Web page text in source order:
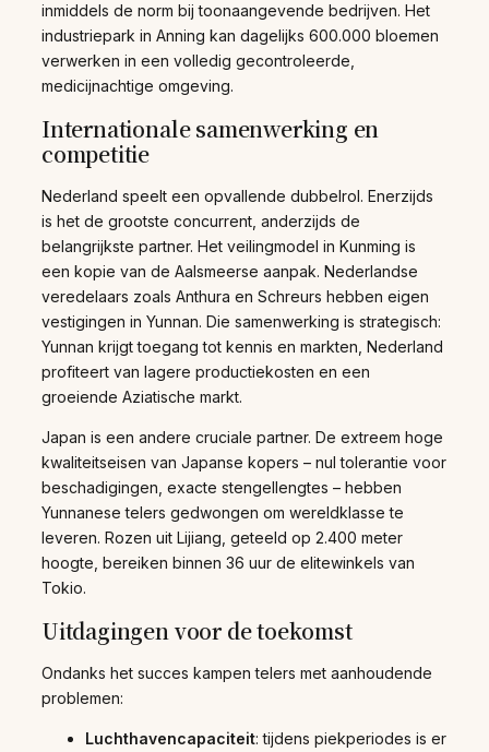
inmiddels de norm bij toonaangevende bedrijven. Het
industriepark in Anning kan dagelijks 600.000 bloemen
verwerken in een volledig gecontroleerde,
medicijnachtige omgeving.
Internationale samenwerking en
competitie
Nederland speelt een opvallende dubbelrol. Enerzijds
is het de grootste concurrent, anderzijds de
belangrijkste partner. Het veilingmodel in Kunming is
een kopie van de Aalsmeerse aanpak. Nederlandse
veredelaars zoals Anthura en Schreurs hebben eigen
vestigingen in Yunnan. Die samenwerking is strategisch:
Yunnan krijgt toegang tot kennis en markten, Nederland
profiteert van lagere productiekosten en een
groeiende Aziatische markt.
Japan is een andere cruciale partner. De extreem hoge
kwaliteitseisen van Japanse kopers – nul tolerantie voor
beschadigingen, exacte stengellengtes – hebben
Yunnanese telers gedwongen om wereldklasse te
leveren. Rozen uit Lijiang, geteeld op 2.400 meter
hoogte, bereiken binnen 36 uur de elitewinkels van
Tokio.
Uitdagingen voor de toekomst
Ondanks het succes kampen telers met aanhoudende
problemen:
Luchthavencapaciteit: tijdens piekperiodes is er